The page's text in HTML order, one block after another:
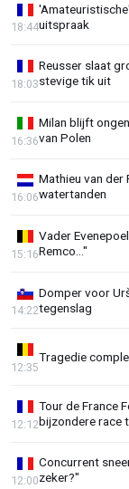
uitspraak
18:44
Reusser slaat
stevige tik uit
18:03
Milan blijft
van Polen
16:36
Mathieu van der
watertanden
16:06
Vader
Remco..."
15:16
Domper voor
tegenslag
14:22
Tragedie
12:35
Tour de France
bijzondere race
12:12
Concurrent
zeker?"
12:00